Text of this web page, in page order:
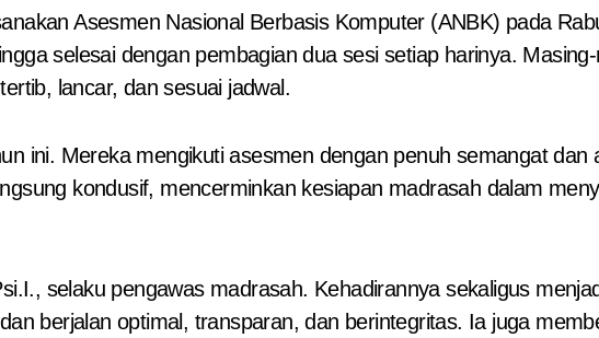
selesai dengan pembagian dua sesi setiap harinya.
lancar, dan sesuai jadwal.
ini. Mereka mengikuti asesmen dengan penuh semangat dan
kondusif, mencerminkan kesiapan madrasah dalam
selaku pengawas madrasah. Kehadirannya sekaligus
berjalan optimal, transparan, dan berintegritas. Ia juga